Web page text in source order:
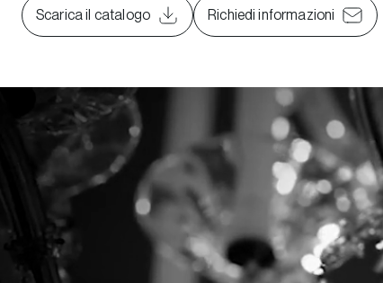
Scarica il catalogo Richiedi informazioni